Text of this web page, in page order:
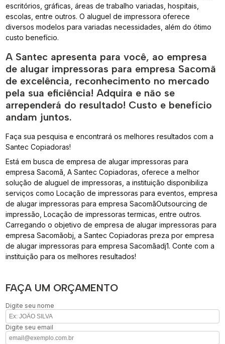
escritórios, gráficas, áreas de trabalho variadas, hospitais,
escolas, entre outros. O aluguel de impressora oferece
diversos modelos para variadas necessidades, além do ótimo
custo benefício.
A Santec apresenta para você, ao empresa
de alugar impressoras para empresa Sacomã
de excelência, reconhecimento no mercado
pela sua eficiência! Adquira e não se
arrependerá do resultado! Custo e benefício
andam juntos.
Faça sua pesquisa e encontrará os melhores resultados com a
Santec Copiadoras!
Está em busca de empresa de alugar impressoras para
empresa Sacomã, A Santec Copiadoras, oferece a melhor
solução de aluguel de impressoras, a instituição disponibiliza
serviços como Locação de impressoras para eventos, empresa
de alugar impressoras para empresa SacomãOutsourcing de
impressão, Locação de impressoras termicas, entre outros.
Carregando o objetivo de empresa de alugar impressoras para
empresa Sacomãobj, a Santec Copiadoras preza por empresa
de alugar impressoras para empresa Sacomãadj1. Conte com a
instituição para os melhores resultados!
FAÇA UM ORÇAMENTO
Digite seu nome
Digite seu email